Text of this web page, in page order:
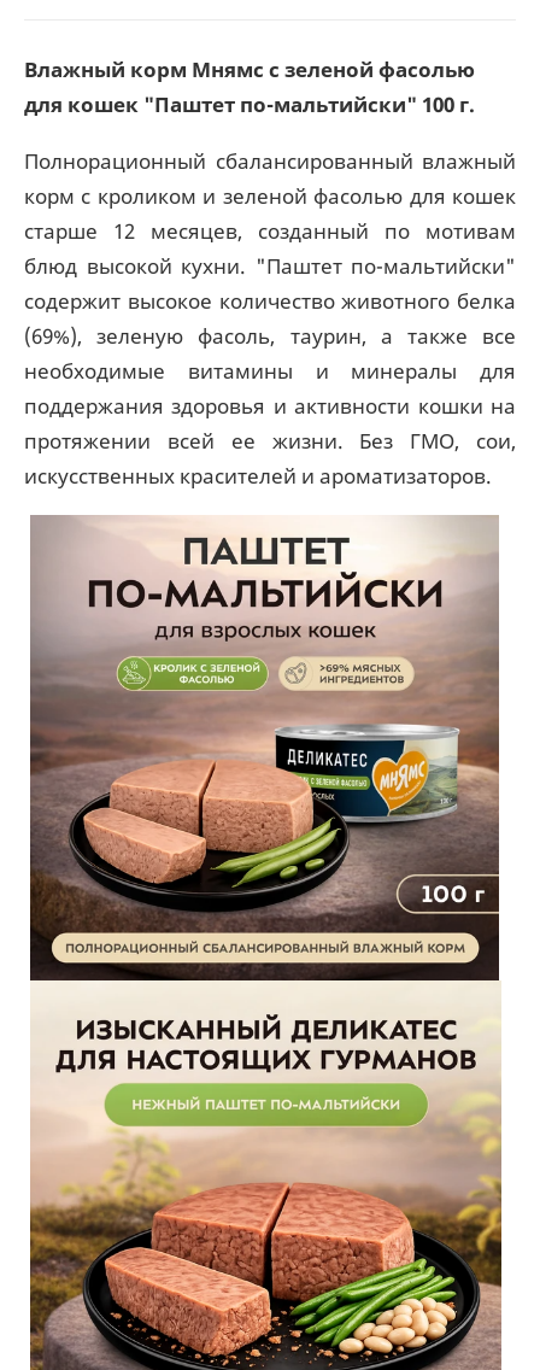
Влажный корм Мнямс с зеленой фасолью
для кошек "Паштет по-мальтийски" 100 г.
Полнорационный сбалансированный влажный
корм с кроликом и зеленой фасолью для кошек
старше 12 месяцев, созданный по мотивам
блюд высокой кухни. "Паштет по-мальтийски"
содержит высокое количество животного белка
(69%), зеленую фасоль, таурин, а также все
необходимые витамины и минералы для
поддержания здоровья и активности кошки на
протяжении всей ее жизни. Без ГМО, сои,
искусственных красителей и ароматизаторов.